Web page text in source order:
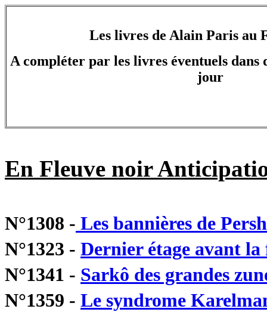
Les livres de Alain Paris au
A compléter par les livres éventuels dans
jour
En Fleuve noir
N°1308 - Les bannières de Persh
N°1323 - Dernier étage avant
N°1341 - Sarkô des grandes
N°1359 - Le syndrome